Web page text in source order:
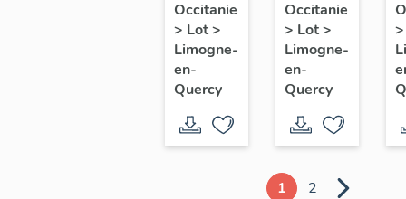
à
personnages
(baie
18) :
Femme
pleurant
Occitanie
> Lot>
Limogne-
en-
Quercy
de
saint
Blaise
Occitanie
> Lot>
Limogne-
en-
Quercy
1 2